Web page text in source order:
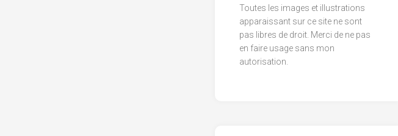
Toutes les images et illustrations
apparaissant sur ce site ne sont
pas libres de droit. Merci de ne pas
en faire usage sans mon
autorisation.